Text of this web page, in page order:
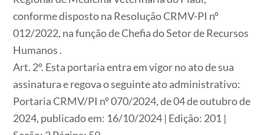
conforme disposto na Resolução CRMV-PI nº
012/2022, na função de Chefia do Setor de Recursos
Humanos .
Art. 2º. Esta portaria entra em vigor no ato de sua
assinatura e regova o seguinte ato administrativo:
Portaria CRMV/PI nº 070/2024, de 04 de outubro de
2024, publicado em: 16/10/2024 | Edição: 201 |